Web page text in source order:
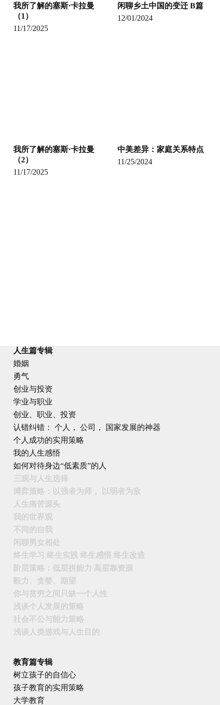
我所了解的塞斯·卡拉曼
（1）
11/17/2025
闲聊乡土中国的变迁 B篇
12/01/2024
我所了解的塞斯·卡拉曼
（2）
11/17/2025
中美差异：家庭关系特点
11/25/2024
人生篇专辑
婚姻
勇气
创业与投资
学业与职业
创业、职业、投资
认错纠错： 个人， 公司， 国家发展的神器
个人成功的实用策略
我的人生感悟
如何对待身边“低素质”的人
三观与人生选择
博弈策略：以强者为师， 以弱者为敌
人生痛苦源头
我的世界观
不同的自我
闲聊男女相处
终生学习 终生实践 终生感悟 终生改造
阶层策略：低层拼能力 高层靠资源
毅力、贪婪、期望
你与贫穷之间只缺一个人性
浅谈个人发展的策略
社会不公与能力策略
浅谈人类游戏与人生目的
教育篇专辑
树立孩子的自信心
孩子教育的实用策略
大学教育